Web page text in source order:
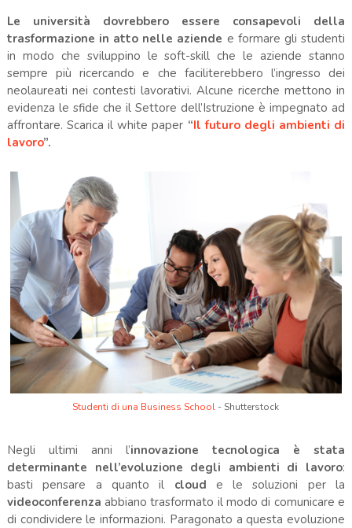
Le università dovrebbero essere consapevoli della
trasformazione in atto nelle aziende e formare gli studenti
in modo che sviluppino le soft-skill che le aziende stanno
sempre più ricercando e che faciliterebbero l’ingresso dei
neolaureati nei contesti lavorativi. Alcune ricerche mettono in
evidenza le sfide che il Settore dell’Istruzione è impegnato ad
affrontare. Scarica il white paper “Il futuro degli ambienti di
lavoro”.
Studenti di una Business School - Shutterstock
Negli ultimi anni l’innovazione tecnologica è stata
determinante nell’evoluzione degli ambienti di lavoro:
basti pensare a quanto il cloud e le soluzioni per la
videoconferenzaabbiano trasformato il modo di comunicare e
di condividere le informazioni. Paragonato a questa evoluzione